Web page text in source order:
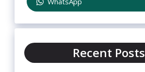
Recent Posts